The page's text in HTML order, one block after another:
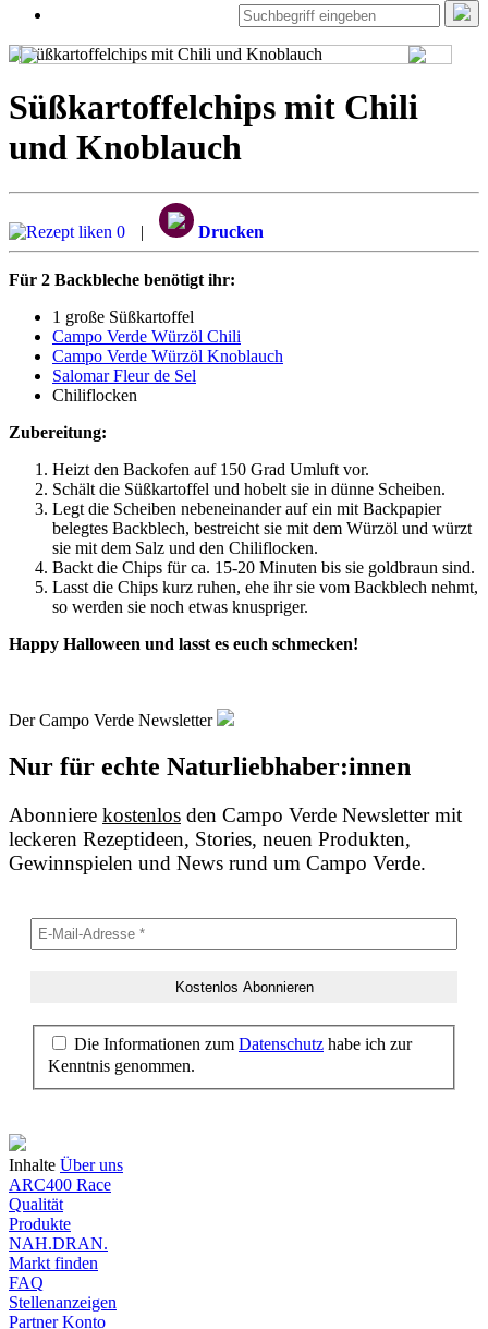
Süßkartoffelchips mit Chili
und Knoblauch
0 | Drucken
Für 2 Backbleche benötigt ihr:
1 große Süßkartoffel
Campo Verde Würzöl Chili
Campo Verde Würzöl Knoblauch
Salomar Fleur de Sel
Chiliflocken
Zubereitung:
Heizt den Backofen auf 150 Grad Umluft vor.
Schält die Süßkartoffel und hobelt sie in dünne Scheiben.
Legt die Scheiben nebeneinander auf ein mit Backpapier
belegtes Backblech, bestreicht sie mit dem Würzöl und würzt
sie mit dem Salz und den Chiliflocken.
Backt die Chips für ca. 15-20 Minuten bis sie goldbraun sind.
Lasst die Chips kurz ruhen, ehe ihr sie vom Backblech nehmt,
so werden sie noch etwas knuspriger.
Happy Halloween und lasst es euch schmecken!
Der Campo Verde Newsletter
Nur für echte Naturliebhaber:innen
Abonniere kostenlos den Campo Verde Newsletter mit
leckeren Rezeptideen, Stories, neuen Produkten,
Gewinnspielen und News rund um Campo Verde.
Die Informationen zum Datenschutz habe ich zur
Kenntnis genommen.
Inhalte Über uns
ARC400 Race
Qualität
Produkte
NAH.DRAN.
Markt finden
FAQ
Stellenanzeigen
Partner Konto